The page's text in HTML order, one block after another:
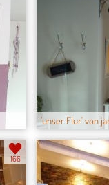
'unser Flur' von
166